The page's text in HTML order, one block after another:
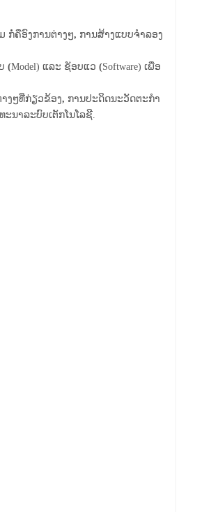
ກໍ່ຄືອົງການຕ່າງໆ, ການສ້າງແບບຈຳລອງ
(Model) ແລະ ຊັອບແວ(Software) ເພື່ອ
ງໆທີ່ກ່ຽວຂ້ອງ, ການປະດິດນະວັດຕະກຳ
ນາລະບົບເຕັກໂນໂລຊີ.